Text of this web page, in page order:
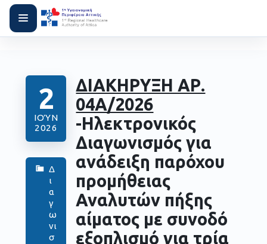
2
ΙΟΎΝ
2026
Δ
ι
α
γ
ω
νι
σ
ΔΙΑΚΗΡΥΞΗ ΑΡ.
04Α/2026
-Ηλεκτρονικός
Διαγωνισμός για
ανάδειξη παρόχου
προμήθειας
Αναλυτών πήξης
αίματος με συνοδό
εξοπλισμό για τρία